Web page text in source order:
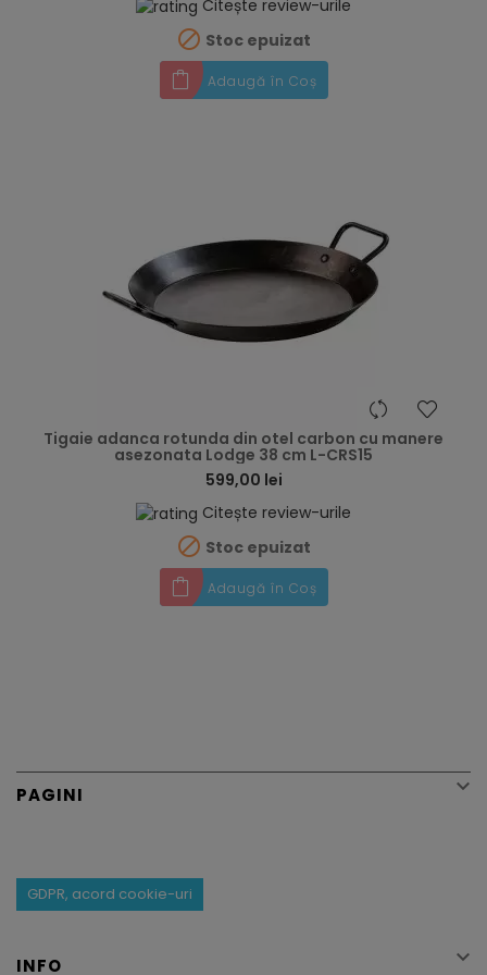
Citește review-urile
 Stoc epuizat
Adaugă în Coș
Tigaie adanca rotunda din otel carbon cu manere
asezonata Lodge 38 cm L-CRS15
599,00 lei
Citește review-urile
 Stoc epuizat
Adaugă în Coș
PAGINI 
GDPR, acord cookie-uri
INFO 